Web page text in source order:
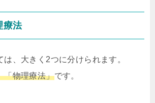
療法
、大きく2つに分けられます。
「物理療法」です。